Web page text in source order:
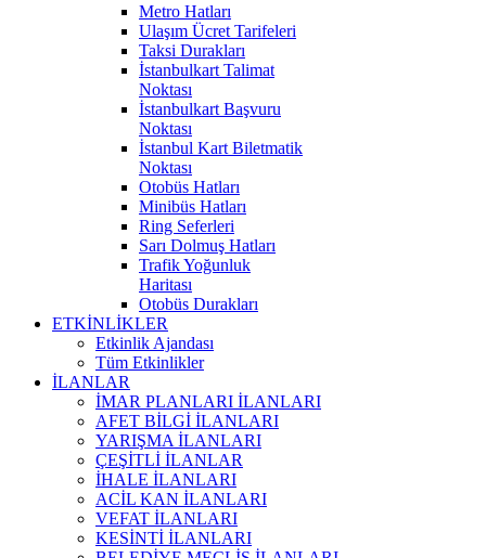
Metro Hatları
Ulaşım Ücret Tarifeleri
Taksi Durakları
İstanbulkart Talimat
Noktası
İstanbulkart Başvuru
Noktası
İstanbul Kart Biletmatik
Noktası
Otobüs Hatları
Minibüs Hatları
Ring Seferleri
Sarı Dolmuş Hatları
Trafik Yoğunluk
Haritası
Otobüs Durakları
ETKİNLİKLER
Etkinlik Ajandası
Tüm Etkinlikler
İLANLAR
İMAR PLANLARI İLANLARI
AFET BİLGİ İLANLARI
YARIŞMA İLANLARI
ÇEŞİTLİ İLANLAR
İHALE İLANLARI
ACİL KAN İLANLARI
VEFAT İLANLARI
KESİNTİ İLANLARI